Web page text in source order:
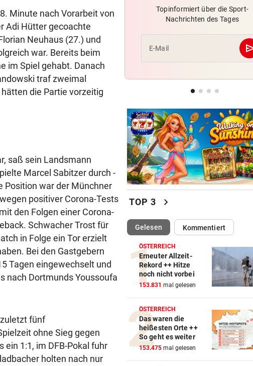
Minute nach Vorarbeit von
Adi Hütter gecoachte
Neuhaus (27.) und
war. Bereits beim
im Spiel gehabt. Danach
traf zweimal
die Partie vorzeitig
saß sein Landsmann
Marcel Sabitzer durch -
Position war der Münchner
positiver Corona-Tests
den Folgen einer Corona-
Schwacher Trost für
in Folge ein Tor erzielt
Bei den Gastgebern
Tagen eingewechselt und
nach Dortmunds Youssoufa
fünf
ohne Sieg gegen
1:1, im DFB-Pokal fuhr
holten nach nur
RAUS AUS KOMFORTZONE
„Der nächste Schritt“:
Olympiasieger „geht fremd“
Post für Gut-Behrami
230 PS! 13-Jährige schrieb
Autocross Geschichte
Topinformiert über die Sport-
Nachrichten des Tages
E-Mail
TOP 3 chevron_right
Gelesen(ausgewählt)Kommentiert
ÖSTERREICH
Erneuter Allzeit-
Rekord ++ Hitze
noch nicht vorbei
153.831 mal gelesen
ÖSTERREICH
Das waren die
heißesten Orte ++
So geht es weiter
153.475 mal gelesen